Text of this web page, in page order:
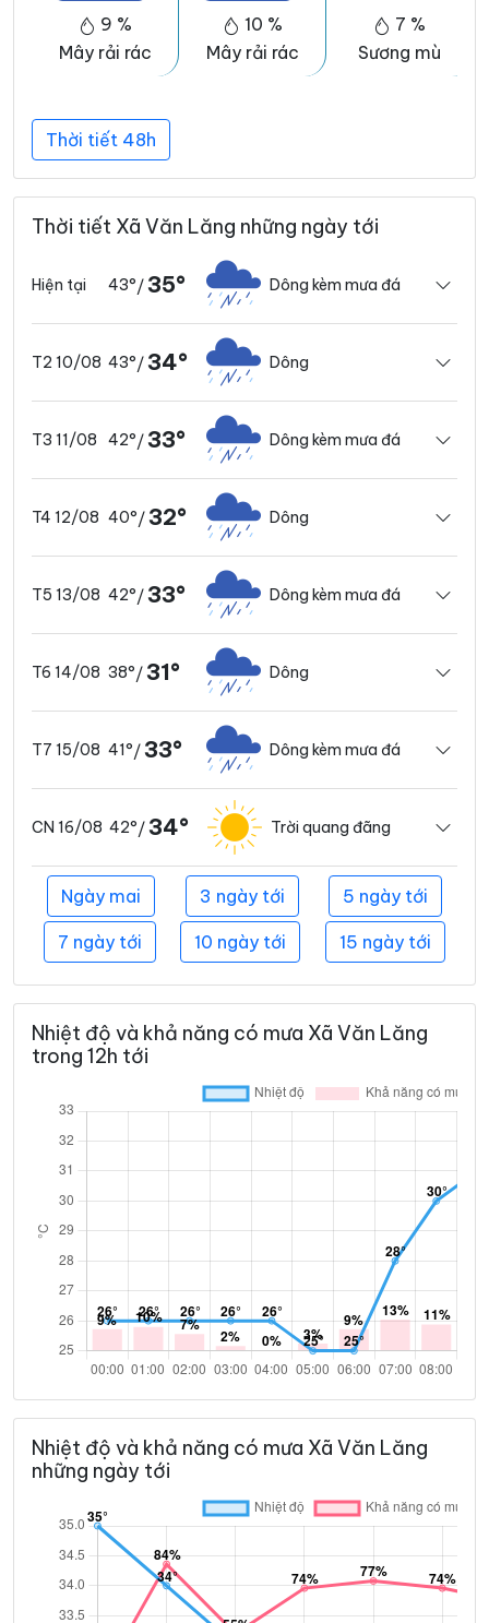
9 %
Mây rải rác
10 %
Mây rải rác
7 %
Sương mù
Thời tiết 48h
Thời tiết Xã Văn Lăng những ngày tới
Hiện tại 43°/ 35° Dông kèm mưa đá
T2 10/08 43°/ 34° Dông
T3 11/08 42°/ 33° Dông kèm mưa đá
T4 12/08 40°/ 32° Dông
T5 13/08 42°/ 33° Dông kèm mưa đá
T6 14/08 38°/ 31° Dông
T7 15/08 41°/ 33° Dông kèm mưa đá
CN 16/08 42°/ 34° Trời quang đãng
Ngày mai 3 ngày tới 5 ngày tới
7 ngày tới 10 ngày tới 15 ngày tới
Nhiệt độ và khả năng có mưa Xã Văn Lăng
trong 12h tới
Nhiệt độ và khả năng có mưa Xã Văn Lăng
những ngày tới